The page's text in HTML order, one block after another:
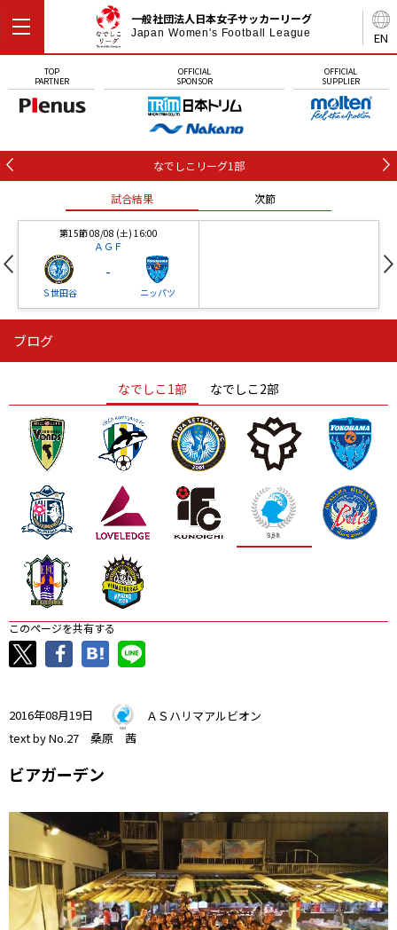
EN
一般社団法人日本女子サッカーリーグ
Japan Women's Football League
TOP
PARTNER
OFFICIAL
SPONSOR
OFFICIAL
SUPPLIER
なでしこリーグ1部
試合結果 次節
第15節 08/08 (土) 16:00
ＡＧＦ
Ｓ世田谷
-
ニッパツ
ニッパツ
ニッパツ 名古屋
石人の星
静岡 愛媛Ｌ
ブログ
なでしこ1部 なでしこ2部
このページを共有する
2016年08月19日
ＡＳハリマアルビオン
text by No.27 桑原 茜
ビアガーデン